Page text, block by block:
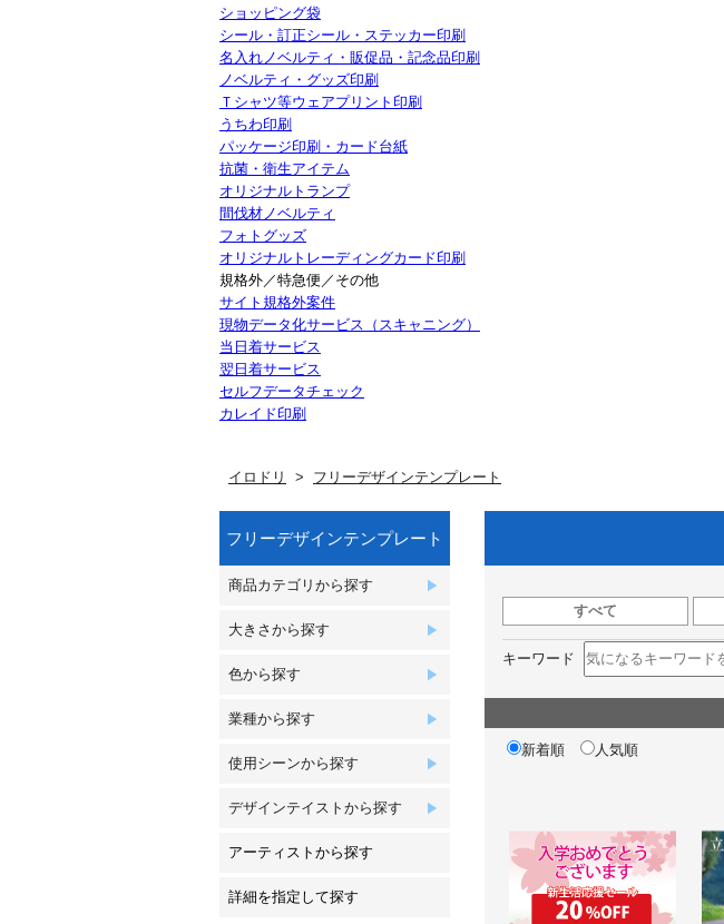
ショッピング袋
シール・訂正シール・ステッカー印刷
名入れノベルティ・販促品・記念品印刷
ノベルティ・グッズ印刷
Ｔシャツ等ウェアプリント印刷
うちわ印刷
パッケージ印刷・カード台紙
抗菌・衛生アイテム
オリジナルトランプ
間伐材ノベルティ
フォトグッズ
オリジナルトレーディングカード印刷
規格外／特急便／その他
サイト規格外案件
現物データ化サービス（スキャニング）
当日着サービス
翌日着サービス
セルフデータチェック
カレイド印刷
イロドリ フリーデザインテンプレート
フリーデザインテンプレート
商品カテゴリから探す
大きさから探す
色から探す
業種から探す
使用シーンから探す
デザインテイストから探す
アーティストから探す
詳細を指定して探す
すべて
キーワード
新着順 人気順